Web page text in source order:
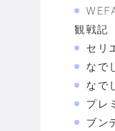
観戦記
セリ
なで
なで
プレ
ブン